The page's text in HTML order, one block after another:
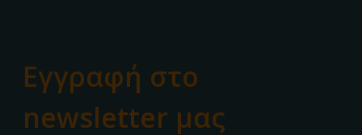
Εγγραφή στο
newsletter μας